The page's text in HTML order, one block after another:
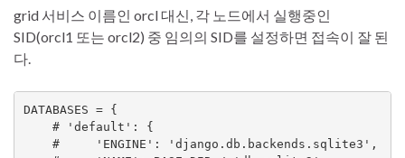
grid 서비스 이름인 orcl 대신, 각 노드에서 실행중인
SID(orcl1 또는 orcl2) 중 임의의 SID를 설정하면 접속이 잘 된
다.
DATABASES = {
    # 'default': {
    #     'ENGINE': 'django.db.backends.sqlite3',